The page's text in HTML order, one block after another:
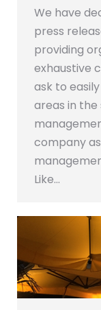
We have
press
providing
exhaustive
ask to
areas in the
company
Like…